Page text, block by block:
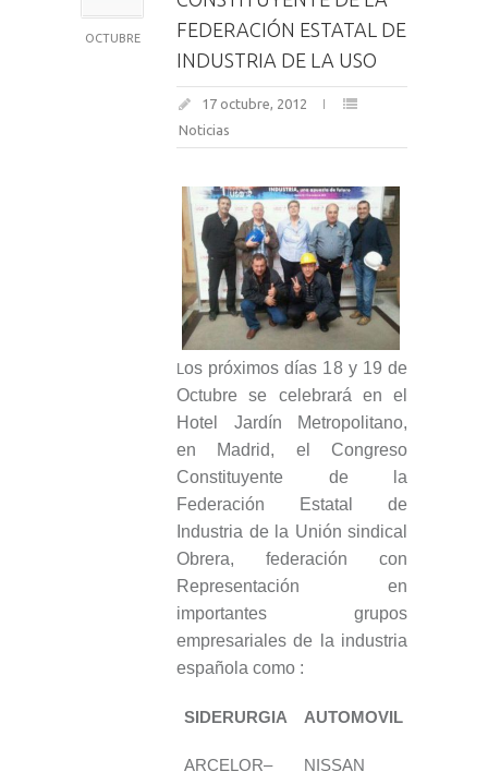
OCTUBRE
FEDERACIÓN ESTATAL DE
INDUSTRIA DE LA USO
17 octubre, 2012
Noticias
Los próximos días 18 y 19 de
Octubre se celebrará en el
Hotel Jardín Metropolitano,
en Madrid, el Congreso
Constituyente de la
Federación Estatal de
Industria de la Unión sindical
Obrera, federación con
Representación en
importantes grupos
empresariales de la industria
española como :
SIDERURGIA AUTOMOVIL
ARCELOR–
NISSAN